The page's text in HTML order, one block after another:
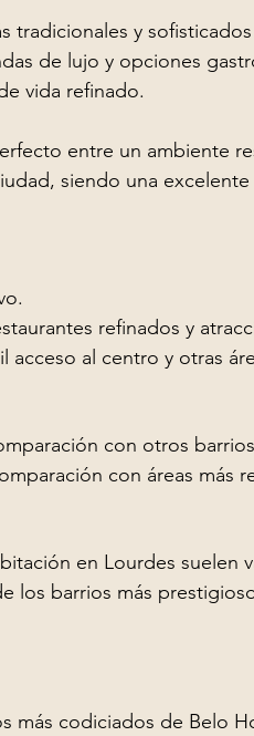
tradicionales y
de lujo y opciones
vida refinado.
entre un ambiente
siendo una
refinados y
acceso al centro y otras
con otros
con áreas más
en Lourdes suelen
los barrios más
más codiciados de Belo